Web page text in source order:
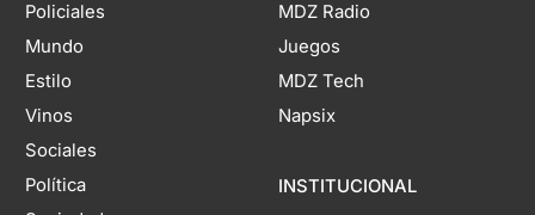
Policiales
Mundo
Estilo
Vinos
Sociales
Política
MDZ Radio
Juegos
MDZ Tech
Napsix
INSTITUCIONAL